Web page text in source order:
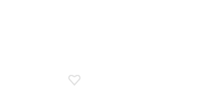
Добавить в избранное